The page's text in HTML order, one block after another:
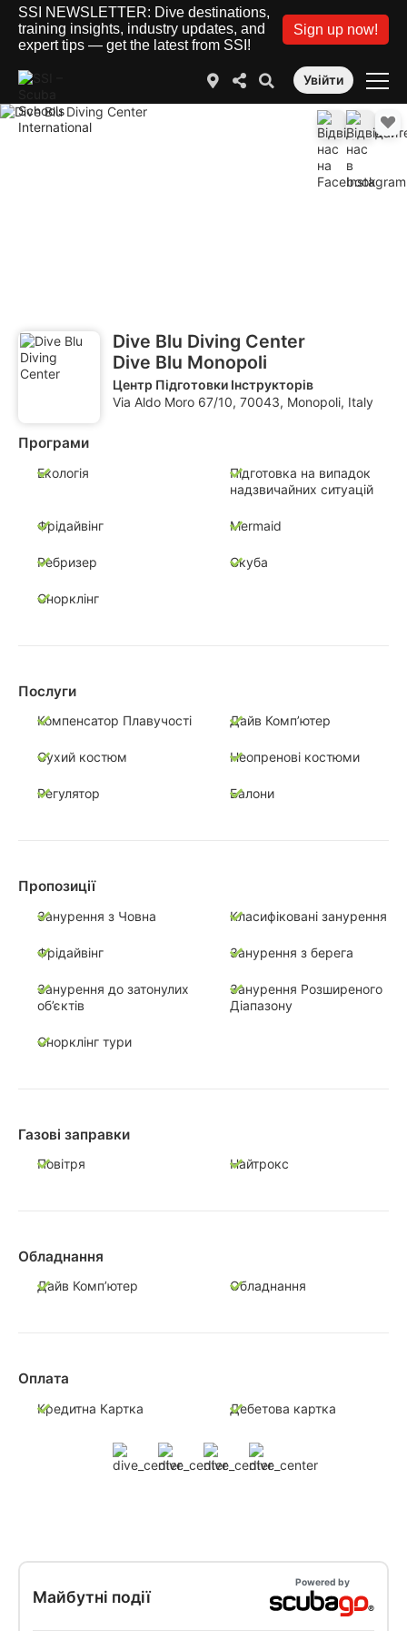
SSI NEWSLETTER: Dive destinations,
training insights, industry updates, and
expert tips — get the latest from SSI!
Sign up now!
Увійти
Dive Blu Diving Center
Dive Blu Monopoli
Центр Підготовки Інструкторів
Via Aldo Moro 67/10, 70043, Monopoli, Italy
Програми
Екологія
Підготовка на випадок
надзвичайних ситуацій
Фрідайвінг Mermaid
Ребризер Скуба
Снорклінг
Послуги
Компенсатор Плавучості Дайв Комп’ютер
Сухий костюм Неопренові костюми
Регулятор Балони
Пропозиції
Занурення з Човна Класифіковані занурення
Фрідайвінг Занурення з берега
Занурення до затонулих
об’єктів
Занурення Розширеного
Діапазону
Снорклінг тури
Газові заправки
Повітря Найтрокс
Обладнання
Дайв Комп’ютер Обладнання
Оплата
Кредитна Картка Дебетова картка
Майбутні події
Powered by